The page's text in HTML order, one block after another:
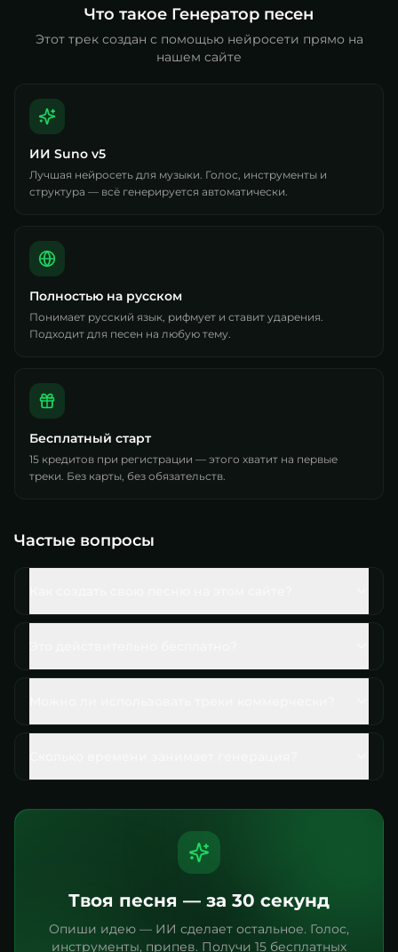
Что такое Генератор песен
Этот трек создан с помощью нейросети прямо на
нашем сайте
ИИ Suno v5
Лучшая нейросеть для музыки. Голос, инструменты и
структура — всё генерируется автоматически.
Полностью на русском
Понимает русский язык, рифмует и ставит ударения.
Подходит для песен на любую тему.
Бесплатный старт
15 кредитов при регистрации — этого хватит на первые
треки. Без карты, без обязательств.
Частые вопросы
Твоя песня — за 30 секунд
Опиши идею — ИИ сделает остальное. Голос,
инструменты, припев. Получи 15 бесплатных